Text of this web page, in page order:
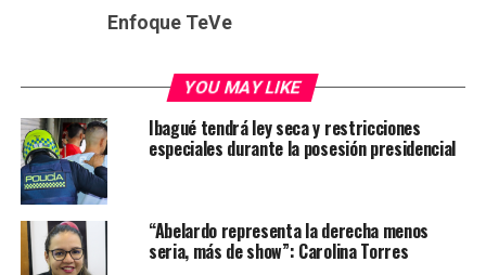
Enfoque TeVe
YOU MAY LIKE
Ibagué tendrá ley seca y restricciones
especiales durante la posesión presidencial
“Abelardo representa la derecha menos
seria, más de show”: Carolina Torres